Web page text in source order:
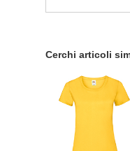
Cerchi articoli